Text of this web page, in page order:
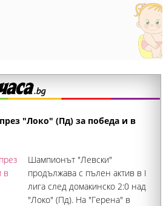
"Локо" (Пд) за победа и в
Шампионът "Левски"
продължава с пълен актив в I
лига след домакинско 2:0 над
"Локо" (Пд). На "Герена" в